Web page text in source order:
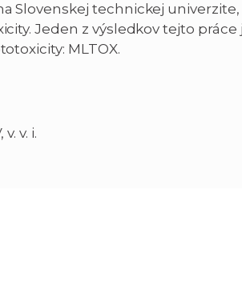
Slovenskej technickej univerzite,
Jeden z výsledkov tejto práce
MLTOX.
v. i.